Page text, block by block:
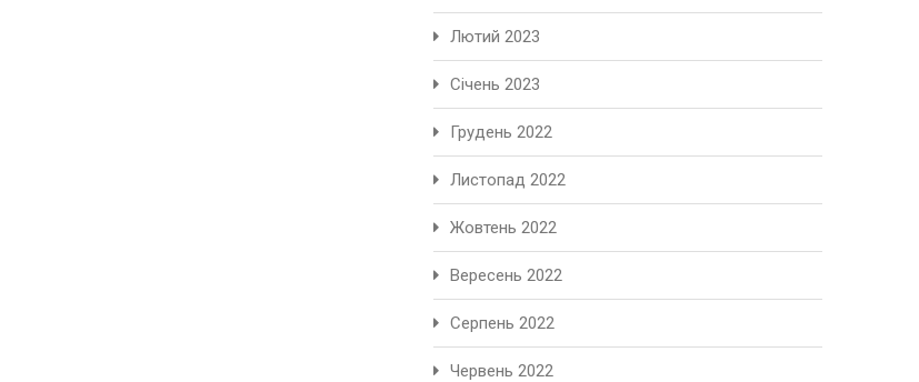
Лютий 2023
Січень 2023
Грудень 2022
Листопад 2022
Жовтень 2022
Вересень 2022
Серпень 2022
Червень 2022